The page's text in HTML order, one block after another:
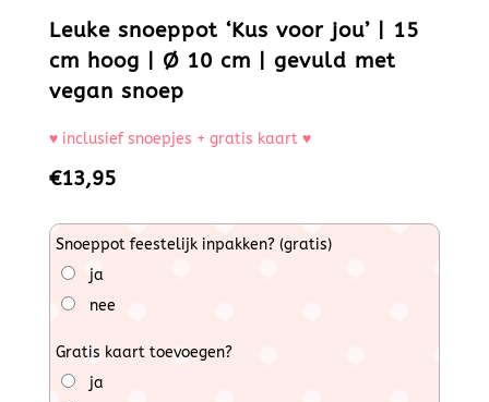
Leuke snoeppot ‘Kus voor jou’ | 15
cm hoog | Ø 10 cm | gevuld met
vegan snoep
♥ inclusief snoepjes + gratis kaart ♥
€13,95
Snoeppot feestelijk inpakken? (gratis)
ja
nee
Gratis kaart toevoegen?
ja